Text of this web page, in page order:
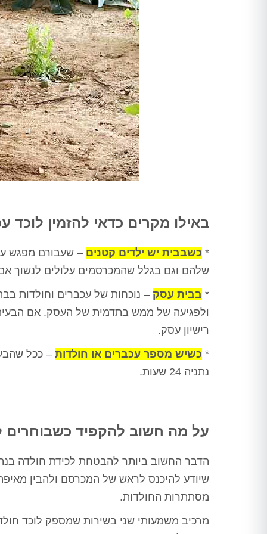
באילו מקרים כדאי להזמין לוכד
* כשבבית יש ילדים קטנים – שעבורם מפגש
שלהם וגם בגלל שהמכרסמים עלולים לנשוך אם
* בבית עסק – נוכחות של עכברים וחולדות
ולפגיעה של ממש בתדמית של העסק. אם הבעיה
רישיון עסק.
* כשיש מספר עכברים או חולדות – ככל
נתניה 24 שעות
.
על מה חשוב להקפיד כשבוחרים
הדבר החשוב ביותר להבטחת לכידת חולדה
שיודע להיכנס לראש של המכרסם ולהבין מאיפה
מסתתרות החולדות.
מרכיב משמעותי שני בשירות שמספק לוכד